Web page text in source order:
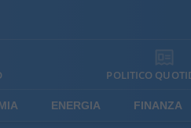
POLITICO
ENERGIA FINANZA